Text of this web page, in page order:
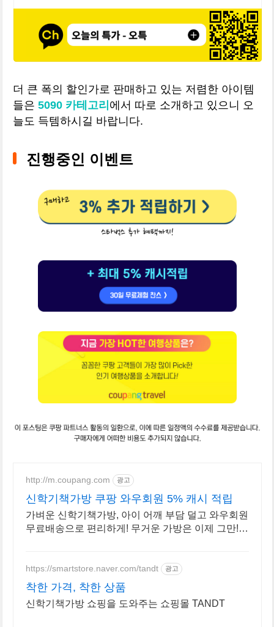
더 큰 폭의 할인가로 판매하고 있는 저렴한 아이템
들은5090 카테고리 에서 따로 소개하고 있으니 오
늘도 득템하시길 바랍니다.
진행중인 이벤트
http://m.coupang.com 광고
신학기책가방 쿠팡 와우회원 5% 캐시 적립
가벼운 신학기책가방, 아이 어깨 부담 덜고 와우회원
무료배송으로 편리하게! 무거운 가방은 이제 그만!
https://smartstore.naver.com/tandt 광고
착한 가격, 착한 상품
신학기책가방 쇼핑을 도와주는 쇼핑몰 TANDT